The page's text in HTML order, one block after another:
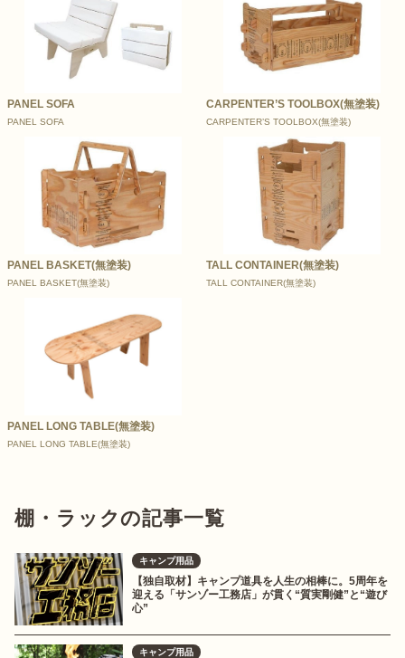
PANEL SOFA
PANEL SOFA
CARPENTER’S TOOLBOX(無塗装)
CARPENTER’S TOOLBOX(無塗装)
PANEL BASKET(無塗装)
PANEL BASKET(無塗装)
TALL CONTAINER(無塗装)
TALL CONTAINER(無塗装)
PANEL LONG TABLE(無塗装)
PANEL LONG TABLE(無塗装)
棚・ラックの記事一覧
キャンプ用品
【独自取材】キャンプ道具を人生の相棒に。5周年を
迎える「サンゾー工務店」が貫く“質実剛健”と“遊び
心”
キャンプ用品